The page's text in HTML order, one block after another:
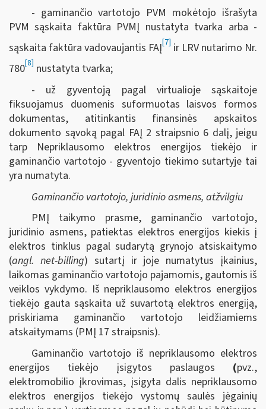
- gaminančio vartotojo PVM mokėtojo išrašyta
PVM sąskaita faktūra PVMĮ nustatyta tvarka arba -
sąskaita faktūra vadovaujantis FAĮ[7] ir LRV nutarimo Nr.
780[8] nustatyta tvarka;
- už gyventoją pagal virtualioje sąskaitoje
fiksuojamus duomenis suformuotas laisvos formos
dokumentas, atitinkantis finansinės apskaitos
dokumento sąvoką pagal FAĮ 2 straipsnio 6 dalį, jeigu
tarp Nepriklausomo elektros energijos tiekėjo ir
gaminančio vartotojo - gyventojo tiekimo sutartyje tai
yra numatyta.
Gaminančio vartotojo, juridinio asmens, atžvilgiu
PMĮ taikymo prasme, gaminančio vartotojo,
juridinio asmens, patiektas elektros energijos kiekis į
elektros tinklus pagal sudarytą grynojo atsiskaitymo
(angl. net-billing) sutartį ir joje numatytus įkainius,
laikomas gaminančio vartotojo pajamomis, gautomis iš
veiklos vykdymo. Iš nepriklausomo elektros energijos
tiekėjo gauta sąskaita už suvartotą elektros energiją,
priskiriama gaminančio vartotojo leidžiamiems
atskaitymams (PMĮ 17 straipsnis).
Gaminančio vartotojo iš nepriklausomo elektros
energijos tiekėjo įsigytos paslaugos (pvz.,
elektromobilio įkrovimas, įsigyta dalis nepriklausomo
elektros energijos tiekėjo vystomų saulės jėgainių